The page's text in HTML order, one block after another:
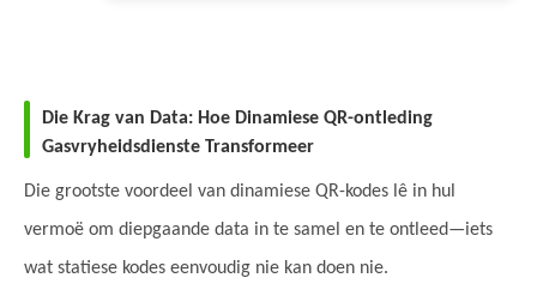
Die Krag van Data: Hoe Dinamiese QR-ontleding
Gasvryheidsdienste Transformeer
Die grootste voordeel van dinamiese QR-kodes lê in hul
vermoë om diepgaande data in te samel en te ontleed—iets
wat statiese kodes eenvoudig nie kan doen nie.